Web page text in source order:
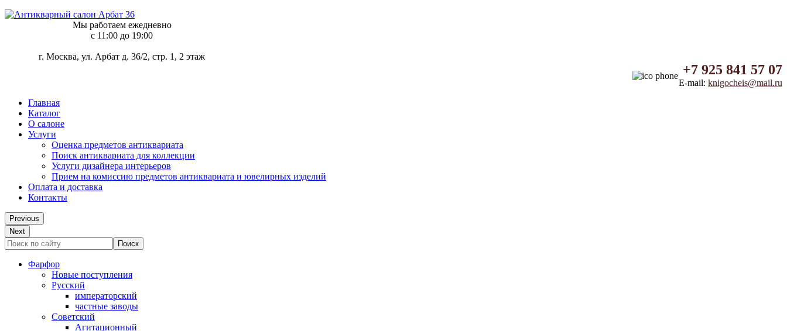
Мы работаем ежедневно
c 11:00 до 19:00
г. Москва, ул. Арбат д. 36/2, стр. 1, 2 этаж
+7 925 841 57 07
E-mail: knigocheis@mail.ru
Главная
Каталог
О салоне
Услуги
Оценка предметов антиквариата
Поиск антиквариата для коллекции
Услуги дизайнера интерьеров
Прием на комиссию предметов антиквариата и ювелирных изделий
Оплата и доставка
Контакты
Previous
Next
Фарфор
Новые поступления
Русский
императорский
частные заводы
Советский
Агитационный